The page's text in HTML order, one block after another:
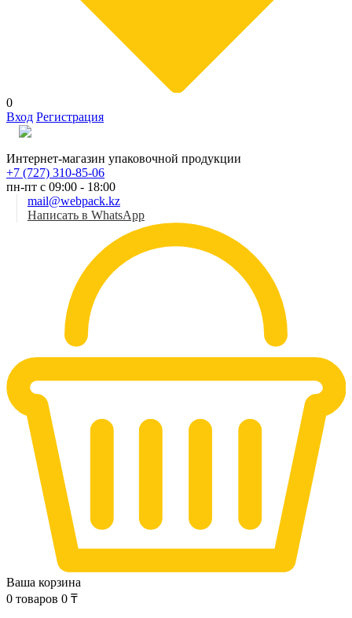
0
Вход Регистрация
Интернет-магазин упаковочной продукции
+7 (727) 310-85-06
пн-пт с 09:00 - 18:00
mail@webpack.kz
Написать в WhatsApp
Ваша корзина
0 товаров 0 ₸